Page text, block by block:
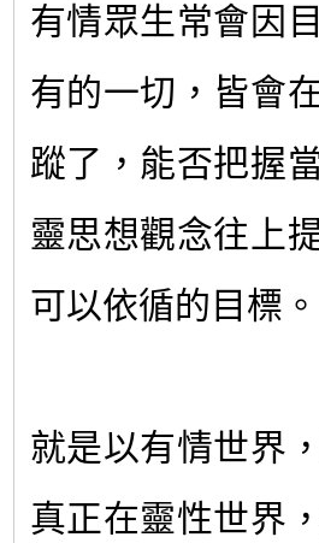
有情眾生常會因
有的一切，皆會
蹤了，能否把握
靈思想觀念往上
可以依循的目標。
就是以有情世界
真正在靈性世界